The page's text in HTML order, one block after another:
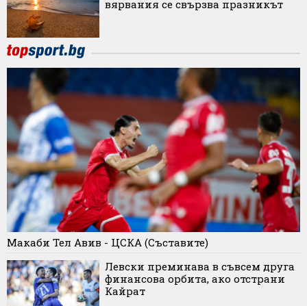
вярвания се свързва празникът
Макаби Тел Авив - ЦСКА (Съставите)
Левски преминава в съвсем друга
финансова орбита, ако отстрани
Кайрат